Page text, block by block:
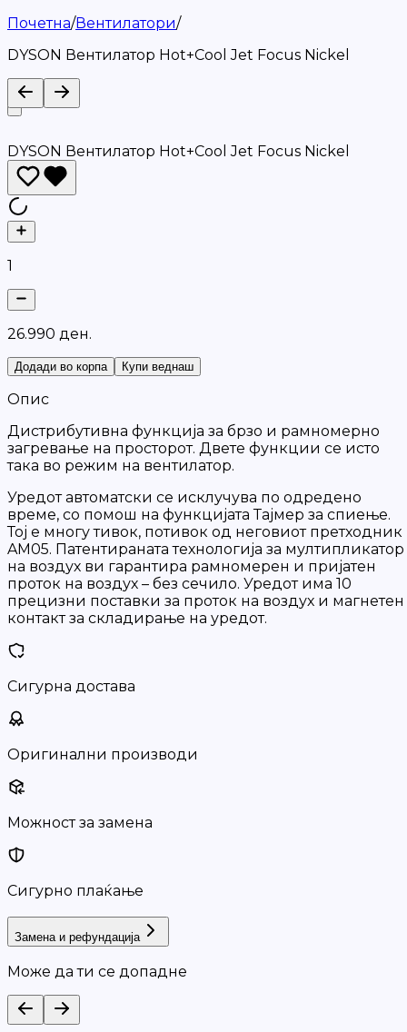
Почетна/Вентилатори/
DYSON Вентилатор Hot+Cool Jet Focus Nickel
DYSON Вентилатор Hot+Cool Jet Focus Nickel
1
26.990 ден.
Додади во корпа Купи веднаш
Опис
Дистрибутивна функција за брзо и рамномерно
загревање на просторот. Двете функции се исто
така во режим на вентилатор.
Уредот автоматски се исклучува по одредено
време, со помош на функцијата Тајмер за спиење.
Тој е многу тивок, потивок од неговиот претходник
AM05. Патентираната технологија за мултипликатор
на воздух ви гарантира рамномерен и пријатен
проток на воздух – без сечило. Уредот има 10
прецизни поставки за проток на воздух и магнетен
контакт за складирање на уредот.
Сигурна достава
Оригинални производи
Можност за замена
Сигурно плаќање
Замена и рефундација
Може да ти се допадне